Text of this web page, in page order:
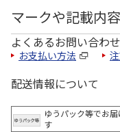
マークや記載内
よくあるお問い合わせ
お支払い方法
配送情報について
ゆうパック等でお
す